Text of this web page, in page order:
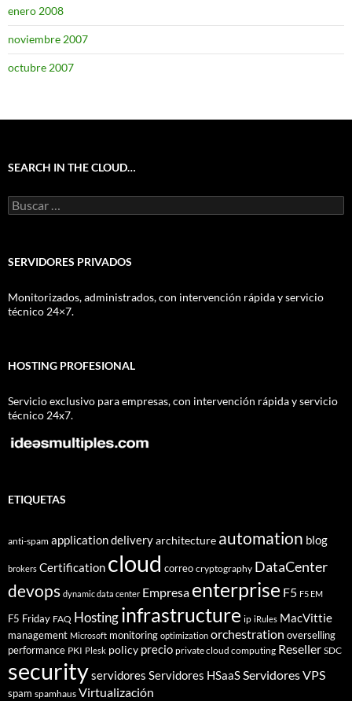
enero 2008
noviembre 2007
octubre 2007
SEARCH IN THE CLOUD…
Buscar:
SERVIDORES PRIVADOS
Monitorizados, administrados, con intervención rápida y servicio
técnico 24×7.
HOSTING PROFESIONAL
Servicio exclusivo para empresas, con intervención rápida y servicio
técnico 24x7.
ETIQUETAS
anti-spam application deliveryarchitecture automation blog
brokers Certification cloud correo cryptography DataCenter
devops dynamic data center Empresa enterprise F5 F5 EM
F5 Friday FAQ Hostinginfrastructure ip iRules MacVittie
management Microsoft monitoring optimization orchestration overselling
performance PKI Plesk policy precio private cloud computing Reseller SDC
securityservidores Servidores HSaaSServidores VPS
spam spamhaus Virtualización